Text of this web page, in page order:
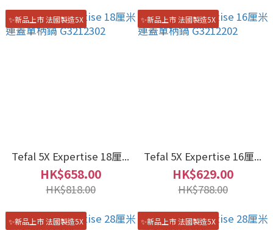
✨新品上市 法國製造5X
Tefal 5X Expertise 18厘...
HK$658.00
HK$818.00
✨新品上市 法國製造5X
Tefal 5X Expertise 16厘...
HK$629.00
HK$788.00
✨新品上市 法國製造5X ✨新品上市 法國製造5X